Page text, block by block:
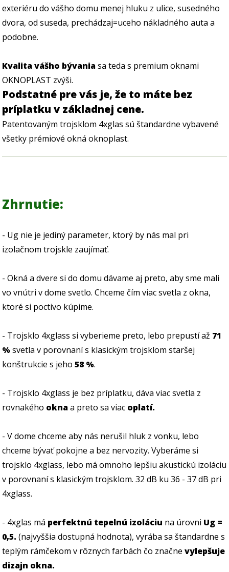
exteriéru do vášho domu menej hluku z ulice, susedného
dvora, od suseda, prechádzaj=uceho nákladného auta a
podobne.
Kvalita vášho bývaniasa teda s premium oknami
OKNOPLAST zvýši.
Podstatné pre vás je, že to máte bez
príplatku v základnej cene.
Patentovaným trojsklom 4xglas sú štandardne vybavené
všetky prémiové okná oknoplast.
Zhrnutie:
- Ug nie je jediný parameter, ktorý by nás mal pri
izolačnom trojskle zaujímať.
- Okná a dvere si do domu dávame aj preto, aby sme mali
vo vnútri v dome svetlo. Chceme čím viac svetla z okna,
ktoré si poctivo kúpime.
- Trojsklo 4xglass si vyberieme preto, lebo prepustí až 71
%svetla v porovnaní s klasickým trojsklom staršej
konštrukcie s jeho 58 %.
- Trojsklo 4xglass je bez príplatku, dáva viac svetla z
rovnakého oknaa preto sa viac oplatí.
- V dome chceme aby nás nerušil hluk z vonku, lebo
chceme bývať pokojne a bez nervozity. Vyberáme si
trojsklo 4xglass, lebo má omnoho lepšiu akustickú izoláciu
v porovnaní s klasickým trojsklom. 32 dB ku 36 - 37 dB pri
4xglass.
- 4xglas má perfektnú tepelnú izoláciu na úrovni Ug =
0,5.(najvyššia dostupná hodnota), vyrába sa štandardne s
teplým rámčekom v rôznych farbách čo značnevylepšuje
dizajn okna.